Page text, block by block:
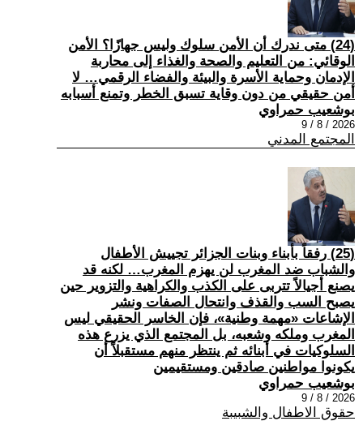
(24) متى ندرك أن الأمن سلوك وليس جهازًا؟ الأمن
الوقائي: من التعليم والصحة والغذاء إلى محاربة
الإدمان وحماية الأسرة والبيئة والفضاء الرقمي… لا
أمن حقيقي من دون وقاية تسبق الخطر وتمنع أسبابه
بوشعيب حمراوي
2026 / 8 / 9
المجتمع المدني
(25) رفقاً بأبناء وبنات الجزائر تجييش الأطفال
والشباب ضد المغرب لن يهزم المغرب… لكنه قد
يصنع أجيالاً تتربى على الكذب والكراهية والتزوير حين
يصبح السب والقذف وانتحال الصفات ونشر
الإشاعات «مهمة وطنية»، فإن الخاسر الحقيقي ليس
المغرب وملكه وشعبه، بل المجتمع الذي يزرع هذه
السلوكيات في أبنائه ثم ينتظر منهم مستقبلاً أن
يكونوا مواطنين صادقين ومستقيمين
بوشعيب حمراوي
2026 / 8 / 9
حقوق الاطفال والشبيبة